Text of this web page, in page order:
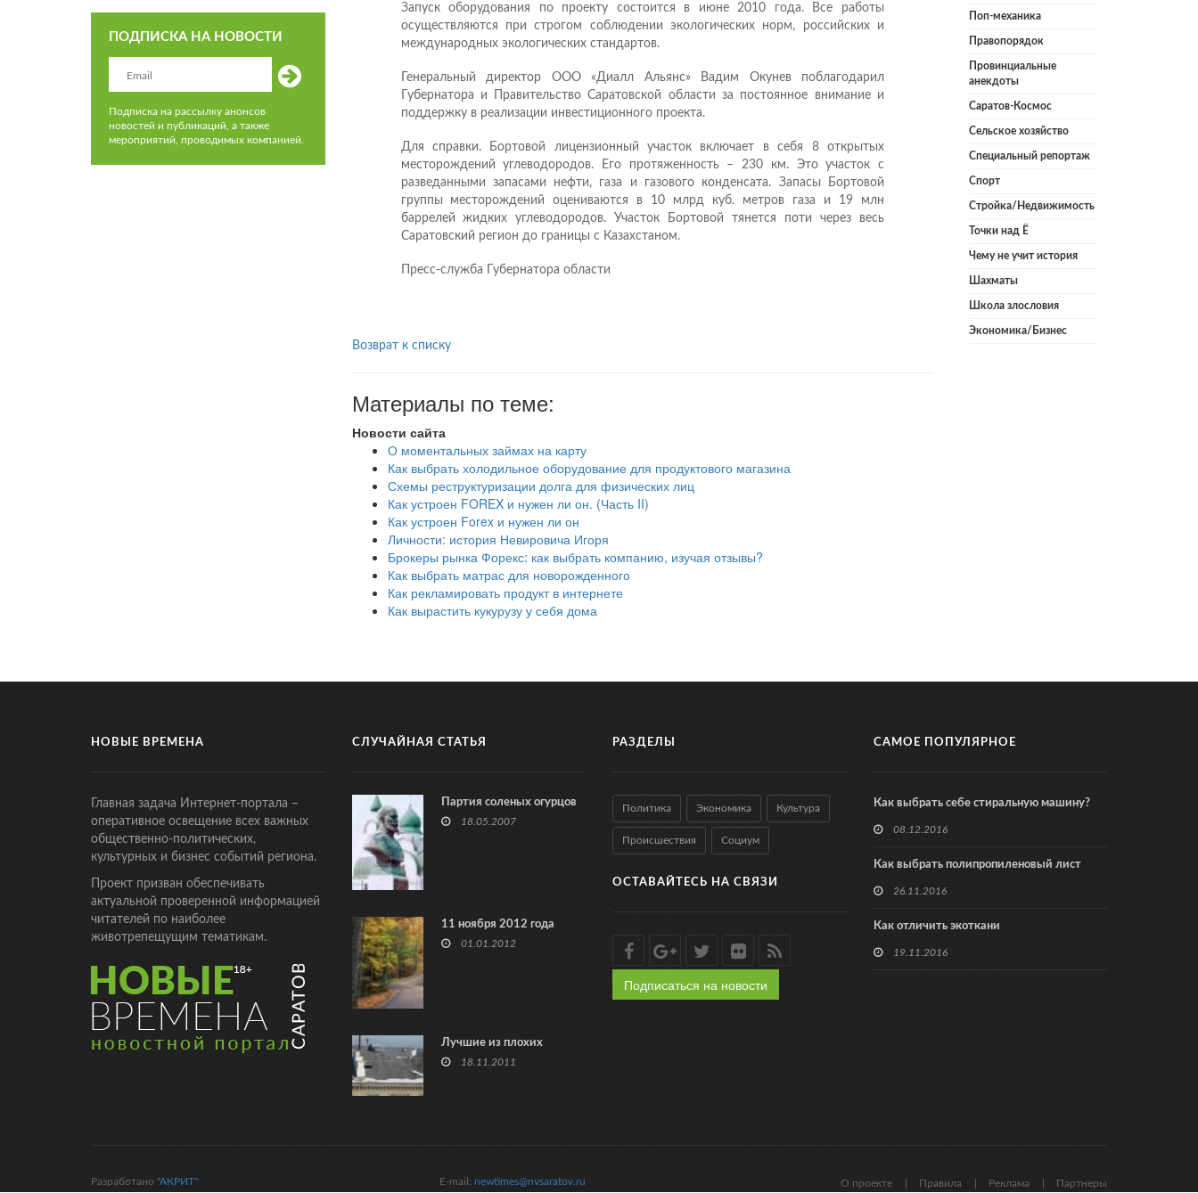
ПОДПИСКА НА НОВОСТИ
Подписка на рассылку анонсов
новостей и публикаций, а также
мероприятий, проводимых компанией.
Запуск оборудования по проекту состоится в июне 2010 года. Все работы
осуществляются при строгом соблюдении экологических норм, российских и
международных экологических стандартов.
Генеральный директор ООО «Диалл Альянс» Вадим Окунев поблагодарил
Губернатора и Правительство Саратовской области за постоянное внимание и
поддержку в реализации инвестиционного проекта.
Для справки. Бортовой лицензионный участок включает в себя 8 открытых
месторождений углеводородов. Его протяженность – 230 км. Это участок с
разведанными запасами нефти, газа и газового конденсата. Запасы Бортовой
группы месторождений оцениваются в 10 млрд куб. метров газа и 19 млн
баррелей жидких углеводородов. Участок Бортовой тянется поти через весь
Саратовский регион до границы с Казахстаном.
Пресс-служба Губернатора области
Возврат к списку
Материалы по теме:
Новости сайта
О моментальных займах на карту
Как выбрать холодильное оборудование для продуктового магазина
Схемы реструктуризации долга для физических лиц
Как устроен FOREX и нужен ли он. (Часть II)
Как устроен Forex и нужен ли он
Личности: история Невировича Игоря
Брокеры рынка Форекс: как выбрать компанию, изучая отзывы?
Как выбрать матрас для новорожденного
Как рекламировать продукт в интернете
Как вырастить кукурузу у себя дома
Поп-механика
Правопорядок
Провинциальные
анекдоты
Саратов-Космос
Сельское хозяйство
Специальный репортаж
Спорт
Стройка/Недвижимость
Точки над Ё
Чему не учит история
Шахматы
Школа злословия
Экономика/Бизнес
НОВЫЕ ВРЕМЕНА
Главная задача Интернет-портала –
оперативное освещение всех важных
общественно-политических,
культурных и бизнес событий региона.
Проект призван обеспечивать
актуальной проверенной информацией
читателей по наиболее
животрепещущим тематикам.
СЛУЧАЙНАЯ СТАТЬЯ
Партия соленых огурцов
18.05.2007
11 ноября 2012 года
01.01.2012
Лучшие из плохих
18.11.2011
РАЗДЕЛЫ
Политика Экономика Культура
Происшествия Социум
ОСТАВАЙТЕСЬ НА СВЯЗИ
Подписаться на новости
САМОЕ ПОПУЛЯРНОЕ
Как выбрать себе стиральную машину?
08.12.2016
Как выбрать полипропиленовый лист
26.11.2016
Как отличить экоткани
19.11.2016
E-mail: newtimes@nvsaratov.ru
Разработано "АКРИТ" О проекте Правила Реклама Партнеры